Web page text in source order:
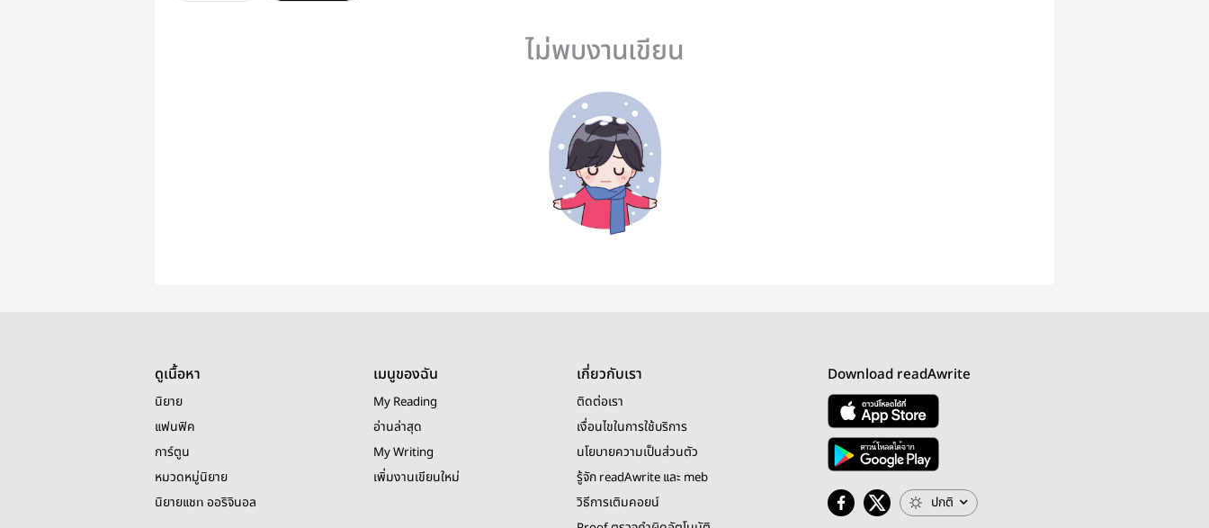
ไม่พบงานเขียน
ดูเนื้อหา
นิยาย
แฟนฟิค
การ์ตูน
หมวดหมู่นิยาย
นิยายแชท ออริจินอล
เมนูของฉัน
My Reading
อ่านล่าสุด
My Writing
เพิ่มงานเขียนใหม่
เกี่ยวกับเรา
ติดต่อเรา
เงื่อนไขในการใช้บริการ
นโยบายความเป็นส่วนตัว
รู้จัก readAwrite และ meb
วิธีการเติมคอยน์
Download readAwrite
ปกติ